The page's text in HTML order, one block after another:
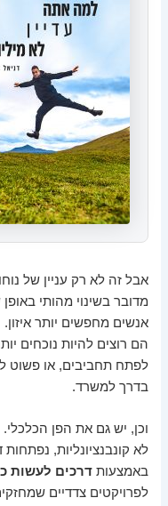
אבל זה לא רק עניין של
מדובר בשינוי מהותי
אנשים מחפשים יותר איזון.
הם רוצים להיות נוכחים
לפתח תחביבים, או פשוט
בדרך למשרד.
וכן, יש גם את הפן
לא קונבנציונליות,
באמצעותדרכים לעשות
לפרויקטים צדדיים